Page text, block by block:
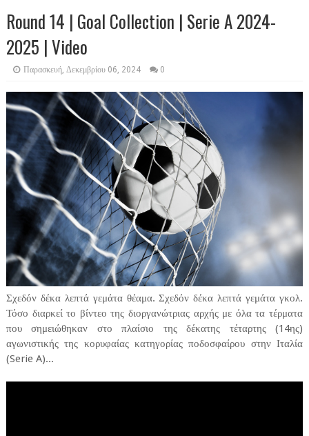
Round 14 | Goal Collection | Serie A 2024-
2025 | Video
Παρασκευή, Δεκεμβρίου 06, 2024 0
Σχεδόν δέκα λεπτά γεμάτα θέαμα. Σχεδόν δέκα λεπτά γεμάτα γκολ.
Τόσο διαρκεί το βίντεο της διοργανώτριας αρχής με όλα τα τέρματα
που σημειώθηκαν στο πλαίσιο της δέκατης τέταρτης (14ης)
αγωνιστικής της κορυφαίας κατηγορίας ποδοσφαίρου στην Ιταλία
(Serie A)...